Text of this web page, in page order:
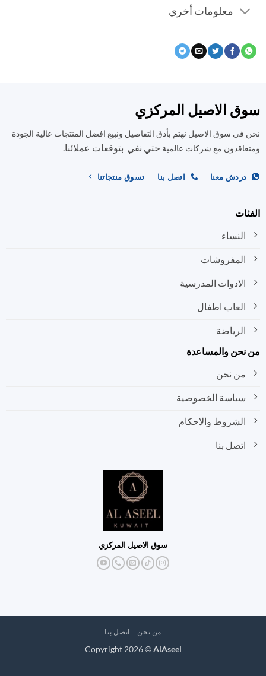
معلومات أخري
الاصيل المركزي
سوق الاصيل نهتم بأدق التفاصيل ونبيع افضل المنتجات عالية الجودة
مع شركات عالميةحتي نفي بتوقعات عملائنا.
دردش معنا اتصل بنا تسوق منتجاتنا
النساء
المفروشات
الادوات المدرسية
العاب اطفال
الرياضة
والمساعدة
من نحن
سياسة الخصوصية
الشروط والاحكام
اتصل بنا
سوق الاصيل المركزي
من نحن اتصل بنا
Copyright 2026 ©AlAseel